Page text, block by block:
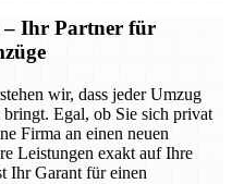
– Ihr Partner für
wir, dass jeder Umzug
Egal, ob Sie sich privat
Firma an einen neuen
Leistungen exakt auf Ihre
Ihr Garant für einen